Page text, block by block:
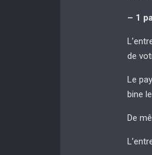
– 1
de
Le
bine
De